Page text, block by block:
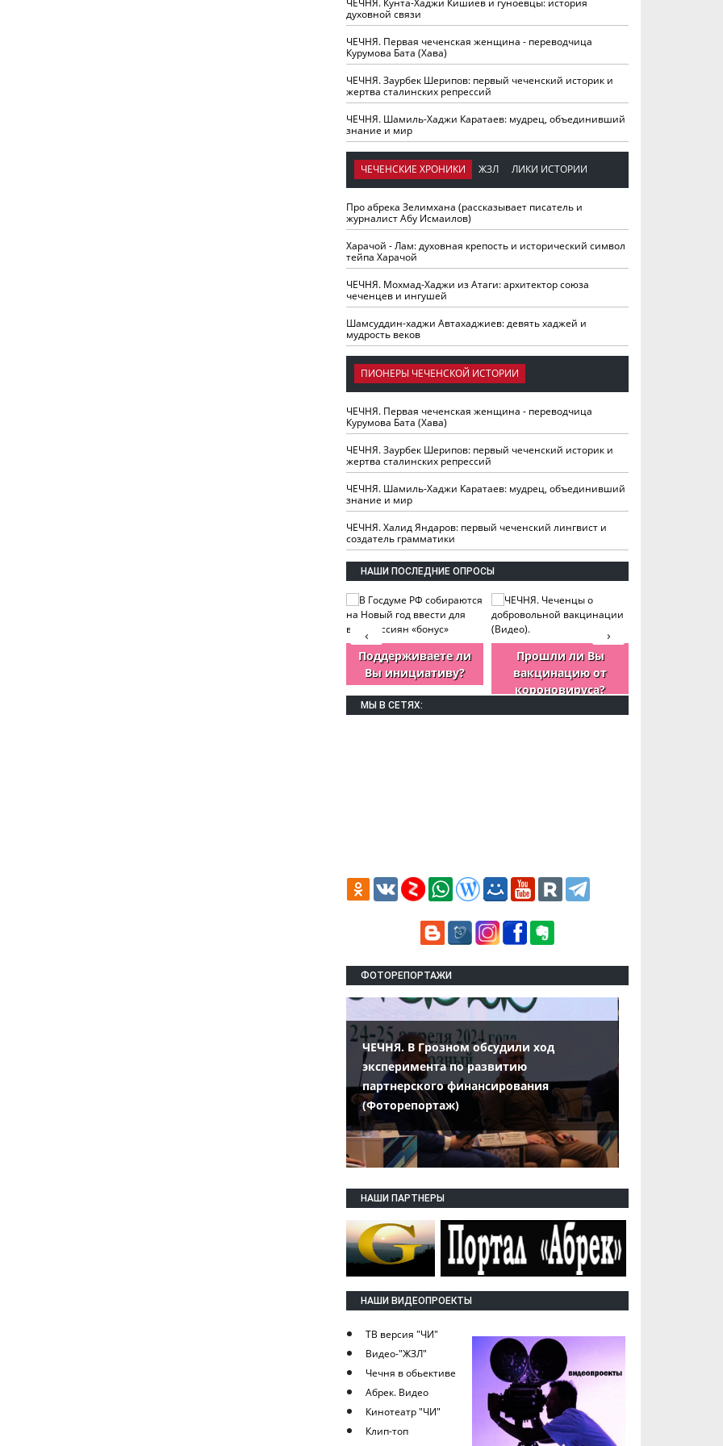
ЧЕЧНЯ. Кунта-Хаджи Кишиев и гуноевцы: история
духовной связи
ЧЕЧНЯ. Первая чеченская женщина - переводчица
Курумова Бата (Хава)
ЧЕЧНЯ. Заурбек Шерипов: первый чеченский историк и
жертва сталинских репрессий
ЧЕЧНЯ. Шамиль-Хаджи Каратаев: мудрец, объединивший
знание и мир
ЧЕЧЕНСКИЕ ХРОНИКИ ЖЗЛ ЛИКИ ИСТОРИИ
Про абрека Зелимхана (рассказывает писатель и
журналист Абу Исмаилов)
Харачой - Лам: духовная крепость и исторический символ
тейпа Харачой
ЧЕЧНЯ. Мохмад-Хаджи из Атаги: архитектор союза
чеченцев и ингушей
Шамсуддин-хаджи Автахаджиев: девять хаджей и
мудрость веков
ПИОНЕРЫ ЧЕЧЕНСКОЙ ИСТОРИИ
ЧЕЧНЯ. Первая чеченская женщина - переводчица
Курумова Бата (Хава)
ЧЕЧНЯ. Заурбек Шерипов: первый чеченский историк и
жертва сталинских репрессий
ЧЕЧНЯ. Шамиль-Хаджи Каратаев: мудрец, объединивший
знание и мир
ЧЕЧНЯ. Халид Яндаров: первый чеченский лингвист и
создатель грамматики
НАШИ ПОСЛЕДНИЕ ОПРОСЫ
Поддерживаете ли
Вы инициативу?
Прошли ли Вы
вакцинацию от
короновируса?
›
‹
МЫ В СЕТЯХ:
ФОТОРЕПОРТАЖИ
ЧЕЧНЯ. В Грозном обсудили ход
эксперимента по развитию
партнерского финансирования
(Фоторепортаж)
НАШИ ПАРТНЕРЫ
НАШИ ВИДЕОПРОЕКТЫ
ТВ версия "ЧИ"
Видео-"ЖЗЛ"
Чечня в обьективе
Абрек. Видео
Кинотеатр "ЧИ"
Клип-топ